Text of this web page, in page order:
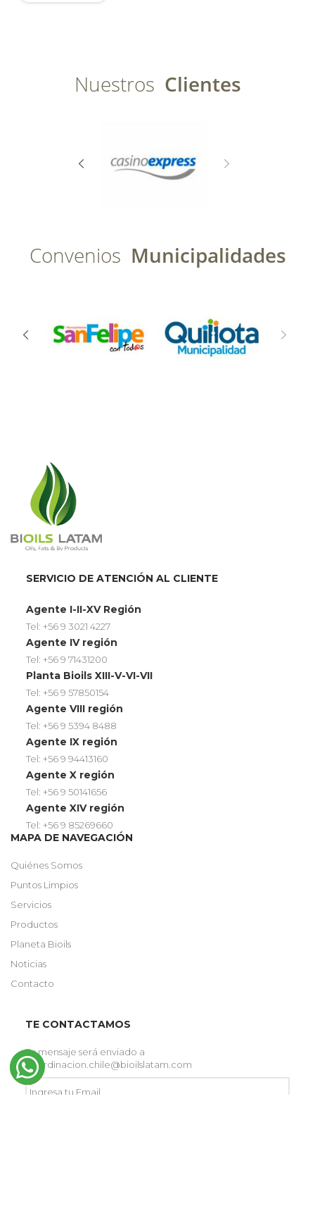
Nuestros Clientes
Convenios Municipalidades
SERVICIO DE ATENCIÓN AL CLIENTE
Agente I-II-XV Región
Tel: +56 9 3021 4227
Agente IV región
Tel: +56 9 71431200
Planta Bioils XIII-V-VI-VII
Tel: +56 9 57850154
Agente VIII región
Tel: +56 9 5394 8488
Agente IX región
Tel: +56 9 94413160
Agente X región
Tel: +56 9 50141656
Agente XIV región
Tel: +56 9 85269660
MAPA DE NAVEGACIÓN
Quiénes Somos
Puntos Limpios
Servicios
Productos
Planeta Bioils
Noticias
Contacto
TE CONTACTAMOS
Tu mensaje será enviado a
coordinacion.chile@bioilslatam.com
Ingresa